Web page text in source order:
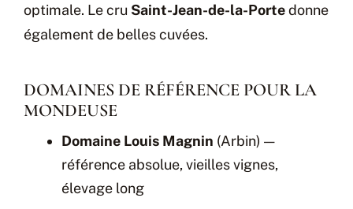
optimale. Le cru Saint-Jean-de-la-Portedonne
également de belles cuvées.
DOMAINES DE RÉFÉRENCE POUR LA
MONDEUSE
Domaine Louis Magnin (Arbin) —
référence absolue, vieilles vignes,
élevage long